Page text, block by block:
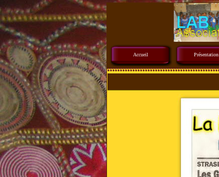
Accueil Présentation